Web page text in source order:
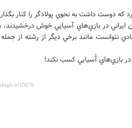
دوست داشت به نحوي پولادگر را کنار
ايراني در بازي‌هاي آسيايي خوش
نتوانست مانند برخي ديگر از رشته از جمله
در بازي‌هاي آْسيايي کسب ‌نکند!